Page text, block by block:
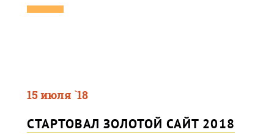
15 июля `18
СТАРТОВАЛ ЗОЛОТОЙ САЙТ 2018